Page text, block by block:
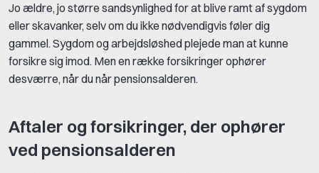
Jo ældre, jo større sandsynlighed for at blive ramt af sygdom
eller skavanker, selv om du ikke nødvendigvis føler dig
gammel. Sygdom og arbejdsløshed plejede man at kunne
forsikre sig imod. Men en række forsikringer ophører
desværre, når du når pensionsalderen.
Aftaler og forsikringer, der ophører
ved pensionsalderen